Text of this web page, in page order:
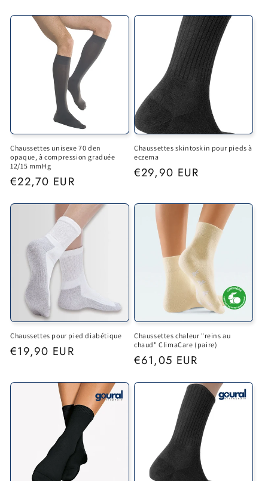
Chaussettes unisexe 70 den
opaque, à compression graduée
12/15 mmHg
Regular
€22,70 EUR
Chaussettes skintoskin pour pieds à
eczema
Regular
€29,90 EUR
Chaussettes pour pied diabétique
Regular
€19,90 EUR
Chaussettes chaleur "reins au
chaud" ClimaCare (paire)
Regular
€61,05 EUR